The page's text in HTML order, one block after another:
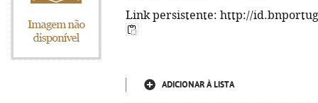
Link persistente: http://
ADICIONAR À LISTA